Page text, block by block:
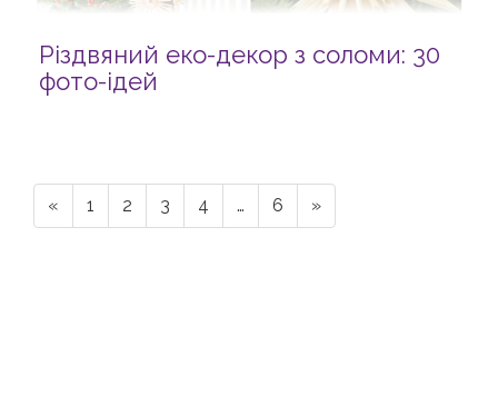
Різдвяний еко-декор з соломи: 30
фото-ідей
« 1 2 3 4 … 6 »